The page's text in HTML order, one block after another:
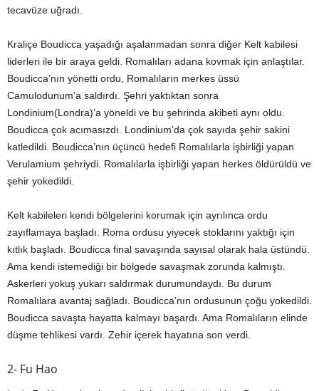
tecavüze uğradı.
Kraliçe Boudicca yaşadığı aşalanmadan sonra diğer Kelt kabilesi
liderleri ile bir araya geldi. Romalıları adana kovmak için anlaştılar.
Boudicca’nın yönetti ordu, Romalıların merkes üssü
Camulodunum’a saldırdı. Şehri yaktıktan sonra
Londinium(Londra)’a yöneldi ve bu şehrinda akibeti aynı oldu.
Boudicca çok acımasızdı. Londinium’da çok sayıda şehir sakini
katledildi. Boudicca’nın üçüncü hedefi Romalılarla işbirliği yapan
Verulamium şehriydi. Romalılarla işbirliği yapan herkes öldürüldü ve
şehir yokedildi.
Kelt kabileleri kendi bölgelerini korumak için ayrılınca ordu
zayıflamaya başladı. Roma ordusu yiyecek stoklarını yaktığı için
kıtlık başladı. Boudicca final savaşında sayısal olarak hala üstündü.
Ama kendi istemediği bir bölgede savaşmak zorunda kalmıştı.
Askerleri yokuş yukarı saldırmak durumundaydı. Bu durum
Romalılara avantaj sağladı. Boudicca’nın ordusunun çoğu yokedildi.
Boudicca savaşta hayatta kalmayı başardı. Ama Romalıların elinde
düşme tehlikesi vardı. Zehir içerek hayatına son verdi.
2- Fu Hao